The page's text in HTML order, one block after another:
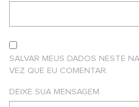
SALVAR MEUS DADOS NESTE
VEZ QUE EU COMENTAR.
DEIXE SUA MENSAGEM